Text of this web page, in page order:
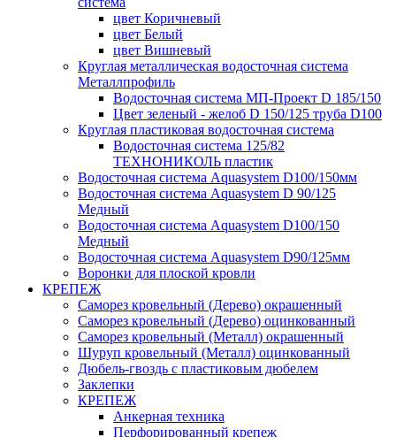
цвет Коричневый
цвет Белый
цвет Вишневый
Круглая металлическая водосточная система
Металлпрофиль
Водосточная система МП-Проект D 185/150
Цвет зеленый - желоб D 150/125 труба D100
Круглая пластиковая водосточная система
Водосточная система 125/82
ТЕХНОНИКОЛЬ пластик
Водосточная система Aquasystem D100/150мм
Водосточная система Aquasystem D 90/125
Медный
Водосточная система Aquasystem D100/150
Медный
Водосточная система Aquasystem D90/125мм
Воронки для плоской кровли
КРЕПЕЖ
Саморез кровельный (Дерево) окрашенный
Саморез кровельный (Дерево) оцинкованный
Саморез кровельный (Металл) окрашенный
Шуруп кровельный (Металл) оцинкованный
Дюбель-гвоздь с пластиковым дюбелем
Заклепки
КРЕПЕЖ
Анкерная техника
Перфорированный крепеж